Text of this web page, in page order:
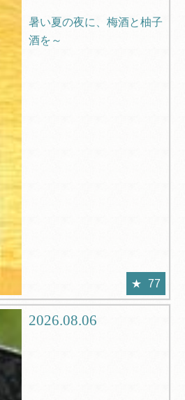
暑い夏の夜に、梅酒と柚子
酒を～
77
2026.08.06